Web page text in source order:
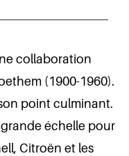
collaboration
(1900-1960).
point culminant.
échelle pour
Citroën et les